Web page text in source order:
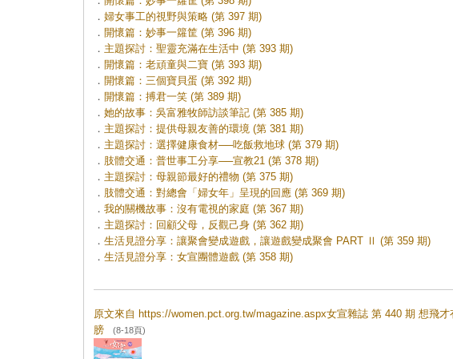
． 婦女事工的視野與策略 (第 397 期)
． 開懷篇：妙事一籮筐 (第 396 期)
． 主題探討：聖靈充滿在生活中 (第 393 期)
． 開懷篇：老頑童與二寶 (第 393 期)
． 開懷篇：三個寶貝蛋 (第 392 期)
． 開懷篇：搏君一笑 (第 389 期)
． 她的故事：吳富雅牧師訪談筆記 (第 385 期)
． 主題探討：提供母親友善的環境 (第 381 期)
． 主題探討：選擇健康食材──吃飯救地球 (第 379 期)
． 肢體交通：普世事工分享──宣教21 (第 378 期)
． 主題探討：母親節最好的禮物 (第 375 期)
． 肢體交通：對總會「婦女年」呈現的回應 (第 369 期)
． 我的關機故事：沒有電視的家庭 (第 367 期)
． 主題探討：回顧父母，反觀己身 (第 362 期)
． 生活見證分享：讓聚會變成遊戲，讓遊戲變成聚會 PART Ⅱ (第 359 期)
． 生活見證分享：女宣團體遊戲 (第 358 期)
原文來自 https://women.pct.org.tw/magazine.aspx女宣雜誌 第 440 期 想飛才
膀 (8-18頁)